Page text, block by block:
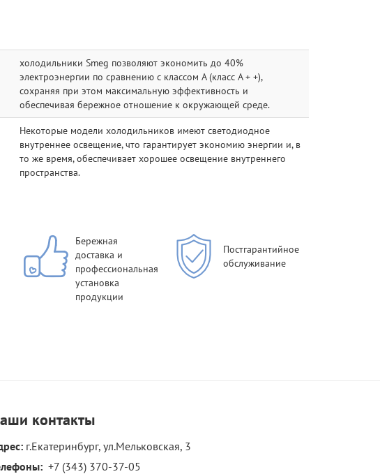
холодильники Smeg позволяют экономить до 40%
электроэнергии по сравнению с классом А (класс A + +),
сохраняя при этом максимальную эффективность и
обеспечивая бережное отношение к окружающей среде.
Некоторые модели холодильников имеют светодиодное
внутреннее освещение, что гарантирует экономию энергии и, в
то же время, обеспечивает хорошее освещение внутреннего
пространства.
Бережная
доставка и
профессиональная
установка
продукции
Постгарантийное
обслуживание
контакты
г.Екатеринбург, ул.Мельковская, 3
+7 (343) 370-37-05